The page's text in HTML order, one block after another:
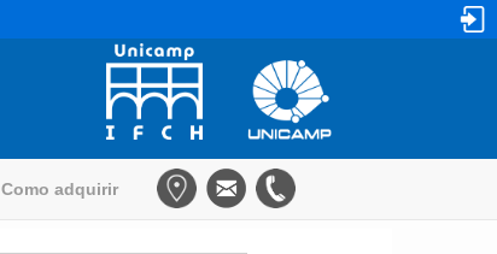
Como adquirir